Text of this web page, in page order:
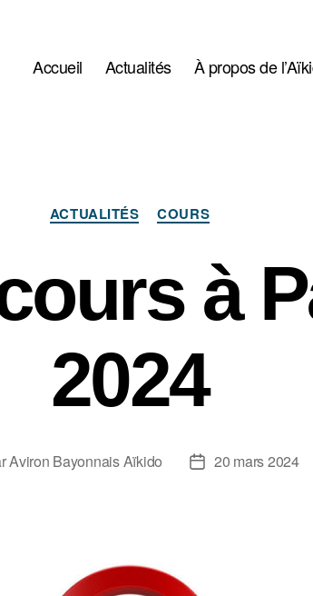
Accueil Actualités À propos de
Catégories
ACTUALITÉS COURS
à
2024
Aviron Bayonnais Aïkido
Date20 mars 2024